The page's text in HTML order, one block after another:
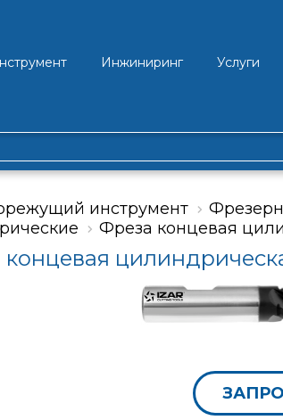
Инжиниринг Услуги
инструмент
Фреза концевая